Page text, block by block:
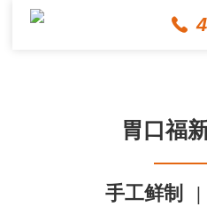
胃口福
手工鲜制 |